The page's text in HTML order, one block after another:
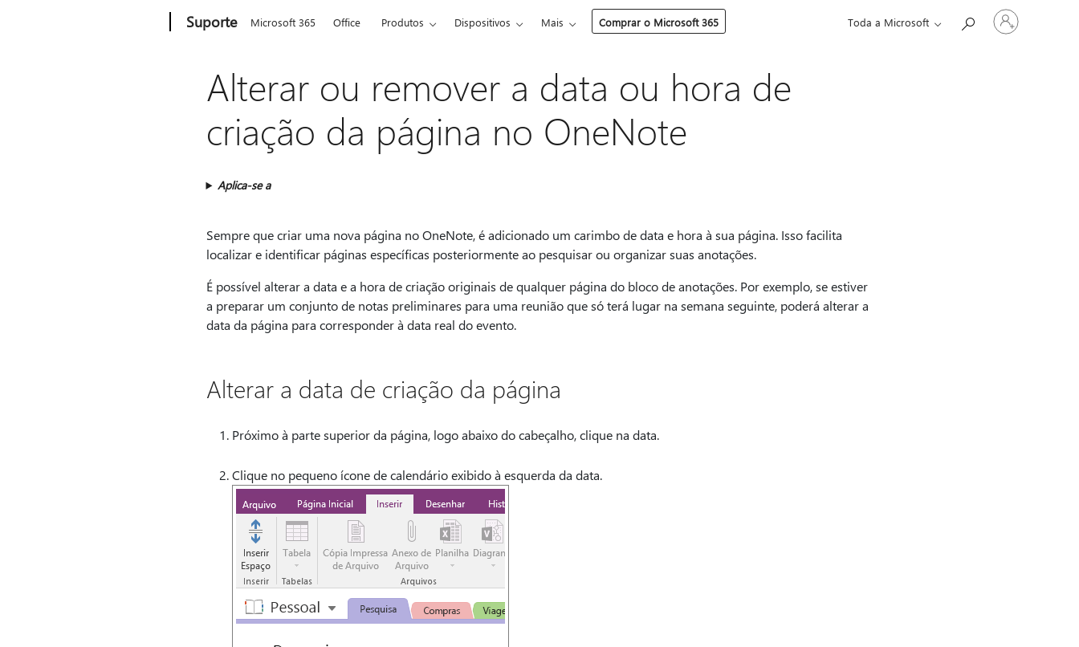
Suporte Microsoft 365 Office Produtos Dispositivos Mais Comprar o Microsoft 365 Toda a Microsoft
Entre
em
sua
Alterar ou remover a data ou hora de
criação da página no OneNote
Aplica-se a
Sempre que criar uma nova página no OneNote, é adicionado um carimbo de data e hora à sua página. Isso facilita
localizar e identificar páginas específicas posteriormente ao pesquisar ou organizar suas anotações.
É possível alterar a data e a hora de criação originais de qualquer página do bloco de anotações. Por exemplo, se estiver
a preparar um conjunto de notas preliminares para uma reunião que só terá lugar na semana seguinte, poderá alterar a
data da página para corresponder à data real do evento.
Alterar a data de criação da página
Próximo à parte superior da página, logo abaixo do cabeçalho, clique na data.
Clique no pequeno ícone de calendário exibido à esquerda da data.